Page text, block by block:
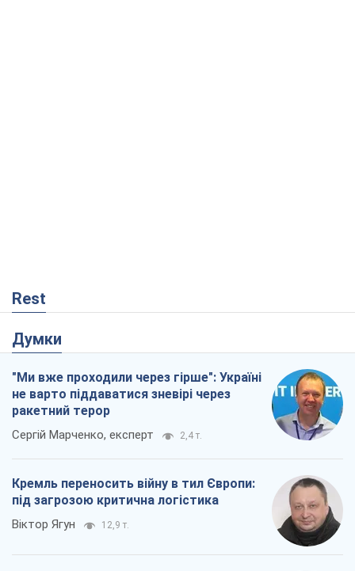
Rest
Думки
"Ми вже проходили через гірше": Україні
не варто піддаватися зневірі через
ракетний терор
Сергій Марченко, експерт 2,4 т.
Кремль переносить війну в тил Європи:
під загрозою критична логістика
Віктор Ягун 12,9 т.